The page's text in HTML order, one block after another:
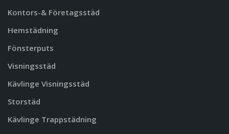
Kontors-& Företagsstäd
Hemstädning
Fönsterputs
Visningsstäd
Kävlinge Visningsstäd
Storstäd
Kävlinge Trappstädning